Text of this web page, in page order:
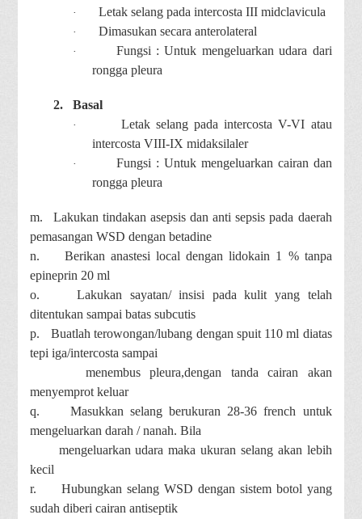
· Letak selang pada intercosta III midclavicula
· Dimasukan secara anterolateral
·
Fungsi : Untuk mengeluarkan udara dari
rongga pleura
2. Basal
·
Letak selang pada intercosta V-VI atau
intercosta VIII-IX midaksilaler
·
Fungsi : Untuk mengeluarkan cairan dan
rongga pleura
m.
Lakukan tindakan asepsis dan anti sepsis pada daerah
pemasangan WSD dengan betadine
n.
Berikan anastesi local dengan lidokain 1 % tanpa
epineprin 20 ml
o.
Lakukan sayatan/ insisi pada kulit yang telah
ditentukan sampai batas subcutis
p.
Buatlah terowongan/lubang dengan spuit 110 ml diatas
tepi iga/intercosta sampai
menembus pleura,dengan tanda cairan akan
menyemprot keluar
q.
Masukkan selang berukuran 28-36 french untuk
mengeluarkan darah / nanah. Bila
mengeluarkan udara maka ukuran selang akan lebih
kecil
r.
Hubungkan selang WSD dengan sistem botol yang
sudah diberi cairan antiseptik